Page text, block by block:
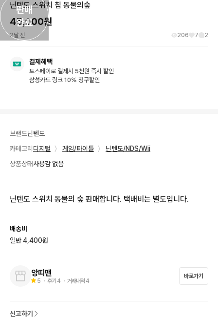
판매
완료
닌텐도 스위치 칩 동물의숲
45,000원
2달 전 206 7 2
결제혜택
토스페이로 결제시 5천원 즉시 할인
삼성카드 링크 10% 청구할인
브랜드닌텐도
카테고리 디지털 〉 게임/타이틀 〉
닌텐도/NDS/Wii
상품상태사용감 없음
닌텐도 스위치 동물의 숲 판매합니다. 택배비는 별도입니다.
배송비
일반 4,400원
앙띠맨
5 ・ 후기 4 ・ 거래내역 4
바로가기
신고하기